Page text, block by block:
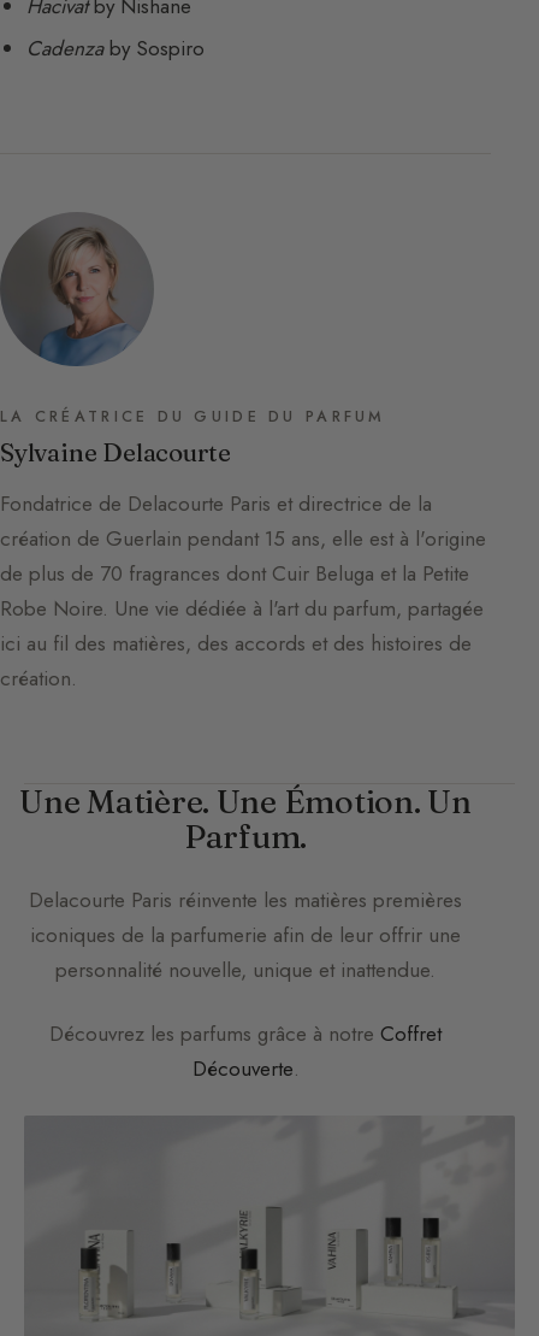
Hacivatby Nishane
Cadenzaby Sospiro
LA CRÉATRICE DU GUIDE DU PARFUM
Sylvaine Delacourte
Fondatrice de Delacourte Paris et directrice de la
création de Guerlain pendant 15 ans, elle est à l'origine
de plus de 70 fragrances dont Cuir Beluga et la Petite
Robe Noire. Une vie dédiée à l'art du parfum, partagée
ici au fil des matières, des accords et des histoires de
création.
Une Matière. Une Émotion. Un
Parfum.
Delacourte Paris réinvente les matières premières
iconiques de la parfumerie afin de leur offrir une
personnalité nouvelle, unique et inattendue.
Découvrez les parfums grâce à notre Coffret
Découverte.